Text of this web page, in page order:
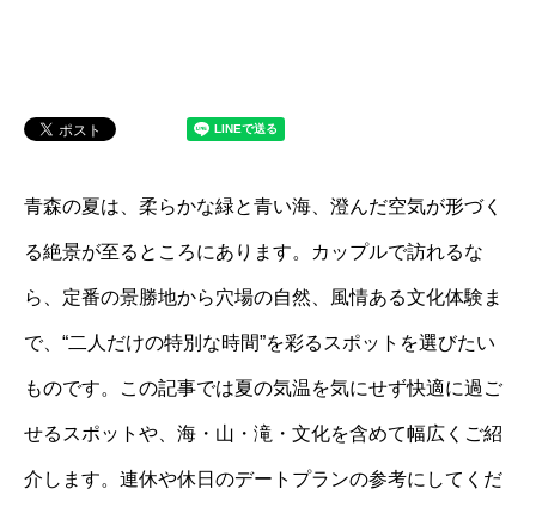
青森の夏は、柔らかな緑と青い海、澄んだ空気が形づく
る絶景が至るところにあります。カップルで訪れるな
ら、定番の景勝地から穴場の自然、風情ある文化体験ま
で、“二人だけの特別な時間”を彩るスポットを選びたい
ものです。この記事では夏の気温を気にせず快適に過ご
せるスポットや、海・山・滝・文化を含めて幅広くご紹
介します。連休や休日のデートプランの参考にしてくだ